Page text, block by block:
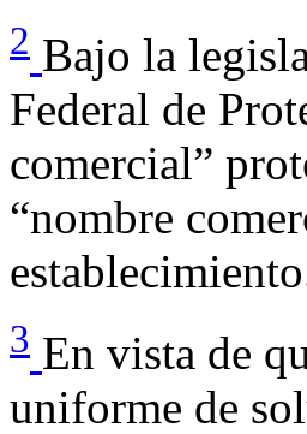
2 Bajo la
Federal de
comercial”
“nombre
3 En vista de
uniforme de